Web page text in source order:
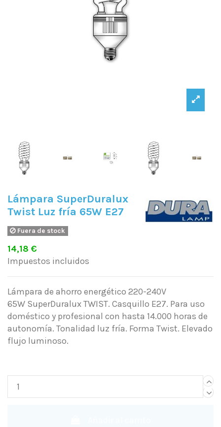
Lámpara SuperDuralux
Twist Luz fría 65W E27
Fuera de stock
14,18 €
Impuestos incluidos
Lámpara de ahorro energético 220-240V
65W SuperDuralux TWIST. Casquillo E27. Para uso
doméstico y profesional con hasta 14.000 horas de
autonomía. Tonalidad luz fría. Forma Twist. Elevado
flujo luminoso.